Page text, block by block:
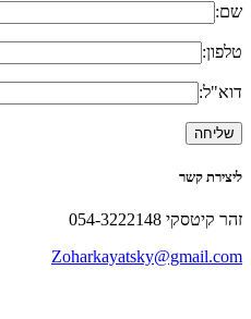
שם:
טלפון:
דוא"ל:
ליצירת קשר
זהר קיטסקי 054-3222148
Zoharkayatsky@gmail.com